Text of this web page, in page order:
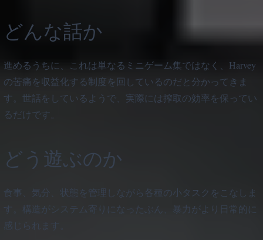
どんな話か
進めるうちに、これは単なるミニゲーム集ではなく、Harvey
の苦痛を収益化する制度を回しているのだと分かってきま
す。世話をしているようで、実際には搾取の効率を保ってい
るだけです。
どう遊ぶのか
食事、気分、状態を管理しながら各種の小タスクをこなしま
す。構造がシステム寄りになったぶん、暴力がより日常的に
感じられます。